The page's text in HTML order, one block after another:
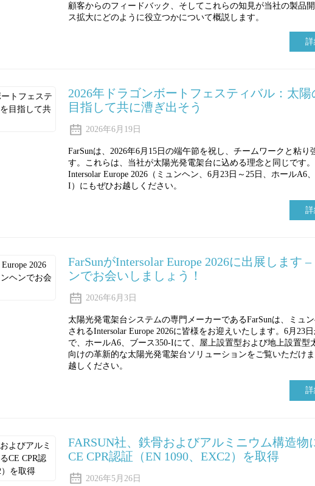
顧客からのフィードバック、そしてこれらの知見が当社の製品
ス拡大にどのように役立つかについて概説します。
2026年ドラゴンボートフェスティバル：太陽
目指して共に漕ぎ出そう
2026年6月19日
FarSunは、2026年6月15日の端午節を祝し、チームワークと粘り
す。これらは、当社が太陽光発電架台に込める理念と同じです。
Intersolar Europe 2026（ミュンヘン、6月23日～25日、ホールA6
I）にもぜひお越しください。
FarSunがIntersolar Europe 2026に出展します
ンでお会いしましょう！
2026年6月3日
太陽光発電架台システムの専門メーカーであるFarSunは、ミュ
されるIntersolar Europe 2026に皆様をお迎えいたします。6月23日
で、ホールA6、ブース350-Iにて、屋上設置型および地上設置型
向けの革新的な太陽光発電架台ソリューションをご覧いただけ
越しください。
FARSUN社、鉄骨およびアルミニウム構造物
CE CPR認証（EN 1090、EXC2）を取得
2026年5月26日